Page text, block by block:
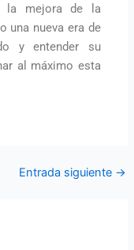
la mejora de la
una nueva era de
y entender su
al máximo esta
Entrada siguiente →